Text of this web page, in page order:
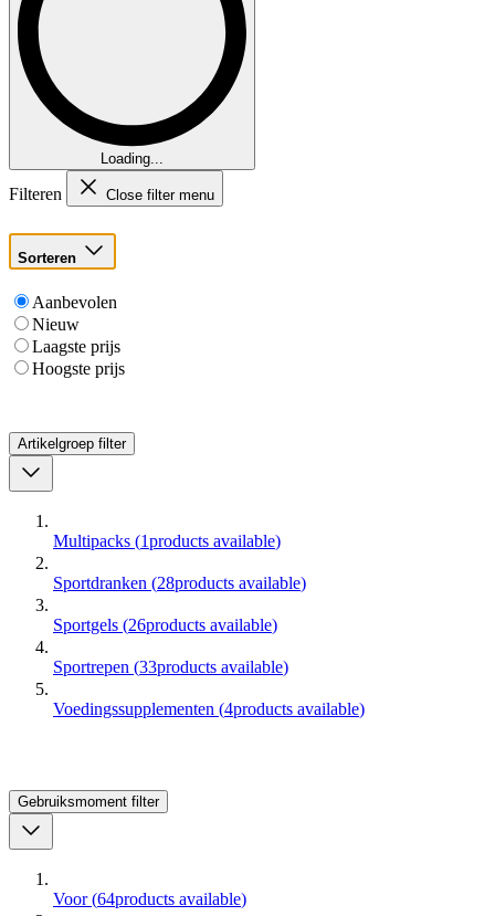
Loading...
Filteren Close filter menu
Sorteren
Aanbevolen
Nieuw
Laagste prijs
Hoogste prijs
Artikelgroep filter
Multipacks (1products available)
Sportdranken (28products available)
Sportgels (26products available)
Sportrepen (33products available)
Voedingssupplementen (4products available)
Gebruiksmoment filter
Voor (64products available)